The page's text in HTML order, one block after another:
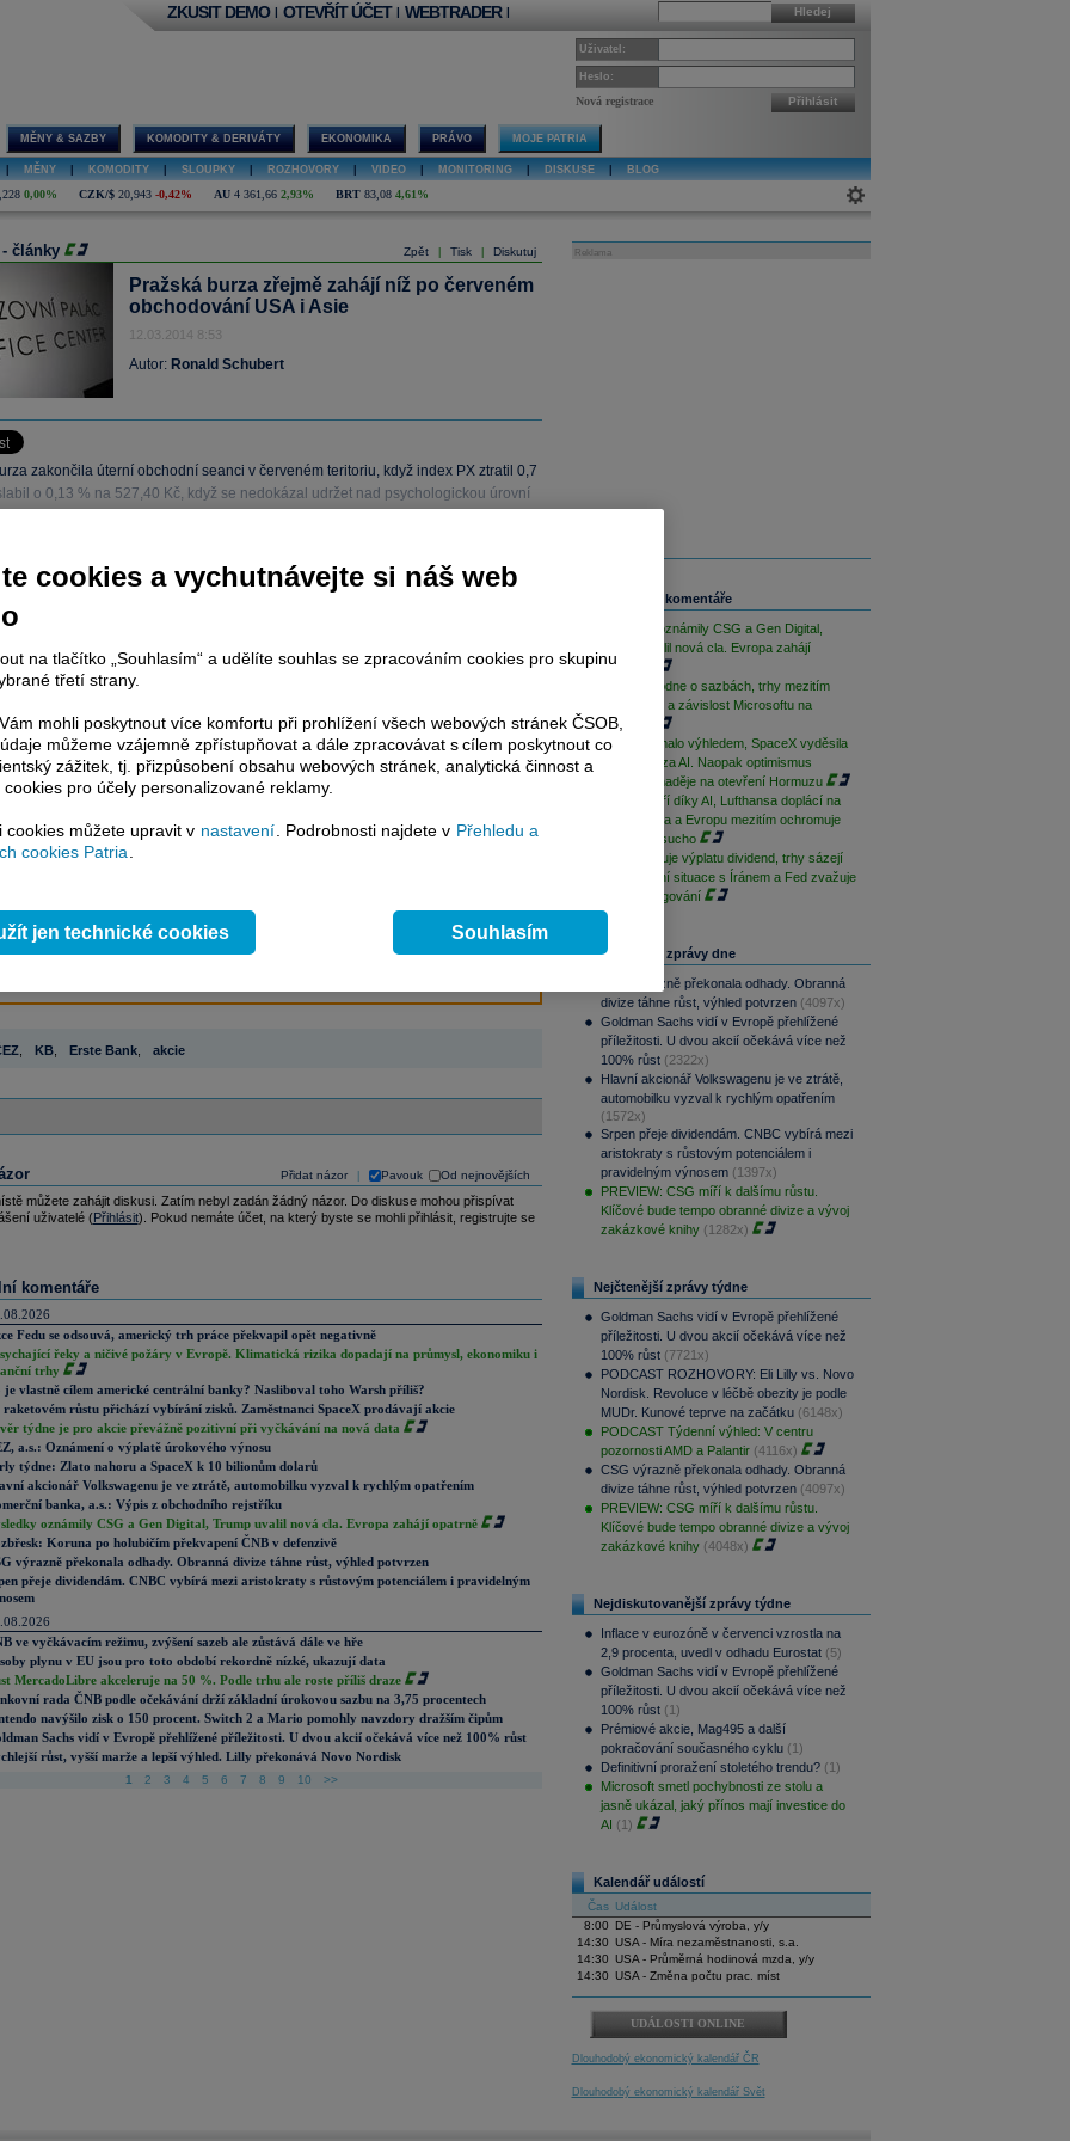
Hledej
ZKUSIT DEMO | OTEVŘÍT ÚČET | WEBTRADER |
Uživatel:
Heslo:
Nová registrace Přihlásit
MĚNY & SAZBY KOMODITY & DERIVÁTY EKONOMIKA PRÁVO MOJE PATRIA
MĚNY KOMODITY SLOUPKY ROZHOVORY VIDEO MONITORING DISKUSE BLOG
0,00% CZK/$ 20,943 -0,42% AU 4 361,66 2,93% BRT 83,08 4,61%
Zpět Tisk Diskutuj
- články
Pražská burza zřejmě zahájí níž po červeném
obchodování USA i Asie
12.03.2014 8:53
Autor: Ronald Schubert
zakončila úterní obchodní seanci v červeném teritoriu, když index PX ztratil 0,7
o 0,13 % na 527,40 Kč, když se nedokázal udržet nad psychologickou úrovní
článku je dostupné jen klientům placených služeb
služeb, potom je nutné sePřihlásit.
kekompletnímu zpravodajství
bez jakýchkoliv omezení. Veškeré
komentáře a horké zprávy jsou
terminálovou metodou (bez nutnosti obnovovat stránku) bez
zpravodajství, ale i další služby získáte v Patria Plus / Investor Plus -
avaluace, ekonomickéfundamenty více
KB, Erste Bank, akcie
Přidat názor Pavouk Od nejnovějších
můžete zahájit diskusi. Zatím nebyl zadán žádný názor. Do diskuse mohou přispívat
uživatelé (Přihlásit). Pokud nemáte účet, na který byste se mohli přihlásit, registrujte se
komentáře
Fedu se odsouvá, americký trh práce překvapil opět negativně
řeky a ničivé požáry v Evropě. Klimatická rizika dopadají na průmysl, ekonomiku i
trhy
je vlastně cílem americké centrální banky? Nasliboval toho Warsh příliš?
raketovém růstu přichází vybírání zisků. Zaměstnanci SpaceX prodávají akcie
týdne je pro akcie převážně pozitivní při vyčkávání na nová data
a.s.: Oznámení o výplatě úrokového výnosu
týdne: Zlato nahoru a SpaceX k 10 bilionům dolarů
akcionář Volkswagenu je ve ztrátě, automobilku vyzval k rychlým opatřením
banka, a.s.: Výpis z obchodního rejstříku
oznámily CSG a Gen Digital, Trump uvalil nová cla. Evropa zahájí opatrně
Koruna po holubičím překvapení ČNB v defenzivě
výrazně překonala odhady. Obranná divize táhne růst, výhled potvrzen
přeje dividendám. CNBC vybírá mezi aristokraty s růstovým potenciálem i pravidelným
ve vyčkávacím režimu, zvýšení sazeb ale zůstává dále ve hře
plynu v EU jsou pro toto období rekordně nízké, ukazují data
MercadoLibre akceleruje na 50 %. Podle trhu ale roste příliš draze
rada ČNB podle očekávání drží základní úrokovou sazbu na 3,75 procentech
navýšilo zisk o 150 procent. Switch 2 a Mario pomohly navzdory dražším čipům
Sachs vidí v Evropě přehlížené příležitosti. U dvou akcií očekává více než 100% růst
růst, vyšší marže a lepší výhled. Lilly překonává Novo Nordisk
1 2 3 4 5 6 7 8 9 10 >>
Reklama
Související komentáře
Výsledky oznámily CSG a Gen Digital,
Trump uvalil nová cla. Evropa zahájí
opatrně
ČNB rozhodne o sazbách, trhy mezitím
sledují Írán a závislost Microsoftu na
OpenAI
AMD zklamalo výhledem, SpaceX vyděsila
cenovkou za AI. Naopak optimismus
podporují naděje na otevření Hormuzu
Palantir září díky AI, Lufthansa doplácí na
drahá paliva a Evropu mezitím ochromuje
historické sucho
ČEZ zahajuje výplatu dividend, trhy sázejí
na uklidnění situace s Íránem a Fed zvažuje
změnu fungování
Nejčtenější zprávy dne
CSG výrazně překonala odhady. Obranná
divize táhne růst, výhled potvrzen (4097x)
Goldman Sachs vidí v Evropě přehlížené
příležitosti. U dvou akcií očekává více než
100% růst (2322x)
Hlavní akcionář Volkswagenu je ve ztrátě,
automobilku vyzval k rychlým opatřením
(1572x)
Srpen přeje dividendám. CNBC vybírá mezi
aristokraty s růstovým potenciálem i
pravidelným výnosem (1397x)
PREVIEW: CSG míří k dalšímu růstu.
Klíčové bude tempo obranné divize a vývoj
zakázkové knihy (1282x)
Nejčtenější zprávy týdne
Goldman Sachs vidí v Evropě přehlížené
příležitosti. U dvou akcií očekává více než
100% růst (7721x)
PODCAST ROZHOVORY: Eli Lilly vs. Novo
Nordisk. Revoluce v léčbě obezity je podle
MUDr. Kunové teprve na začátku (6148x)
PODCAST Týdenní výhled: V centru
pozornosti AMD a Palantir (4116x)
CSG výrazně překonala odhady. Obranná
divize táhne růst, výhled potvrzen (4097x)
PREVIEW: CSG míří k dalšímu růstu.
Klíčové bude tempo obranné divize a vývoj
zakázkové knihy (4048x)
Nejdiskutovanější zprávy týdne
Inflace v eurozóně v červenci vzrostla na
2,9 procenta, uvedl v odhadu Eurostat (5)
Goldman Sachs vidí v Evropě přehlížené
příležitosti. U dvou akcií očekává více než
100% růst (1)
Prémiové akcie, Mag495 a další
pokračování současného cyklu (1)
Definitivní proražení stoletého trendu? (1)
Microsoft smetl pochybnosti ze stolu a
jasně ukázal, jaký přínos mají investice do
AI (1)
Kalendář událostí
Čas Událost
8:00
DE - Průmyslová výroba, y/y
14:30 USA - Míra nezaměstnanosti, s.a.
14:30 USA - Průměrná hodinová mzda, y/y
14:30 USA - Změna počtu prac. míst
UDÁLOSTI ONLINE
Dlouhodobý ekonomický kalendář ČR
Dlouhodobý ekonomický kalendář Svět
cookies a vychutnávejte si náš web
na tlačítko „Souhlasím“ a udělíte souhlas se zpracováním cookies pro skupinu
třetí strany.
mohli poskytnout více komfortu při prohlížení všech webových stránek ČSOB,
můžeme vzájemně zpřístupňovat a dále zpracovávat s cílem poskytnout co
zážitek, tj. přizpůsobení obsahu webových stránek, analytická činnost a
pro účely personalizované reklamy.
cookies můžete upravit v nastavení . Podrobnosti najdete v Přehledu a
cookies Patria
jen technické cookies Souhlasím